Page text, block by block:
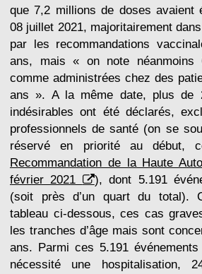
que 7,2 millions de doses avaient
08 juillet 2021, majoritairement
par les recommandations
ans, mais « on note néanmoins
comme administrées chez des
ans ». A la même date, plus de
indésirables ont été déclarés,
professionnels de santé (on se
réservé en priorité au début,
Recommandation de la Haute
février 2021
), dont 5.191
(soit près d’un quart du total).
tableau ci-dessous, ces cas
les tranches d’âge mais sont
ans. Parmi ces 5.191
nécessité une hospitalisation,